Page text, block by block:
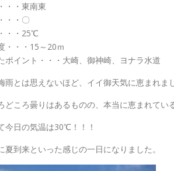
・・東南東
・・〇
・・25℃
・・・15～20ｍ
ポイント・・・大崎、御神崎、ヨナラ水道
雨とは思えないほど、イイ御天気に恵まれ
どころ曇りはあるものの、本当に恵まれてい
今日の気温は30℃！！！
夏到来といった感じの一日になりました。